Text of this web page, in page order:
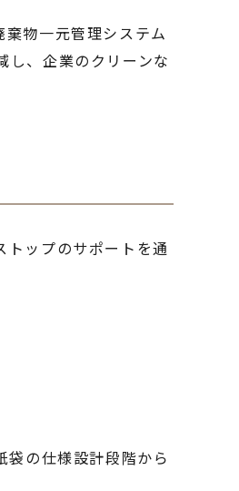
物一元管理システム
し、企業のクリーンな
ップのサポートを通
の仕様設計段階から